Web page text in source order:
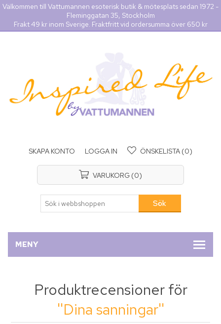
Välkommen till Vattumannen esoterisk butik & mötesplats sedan 1972 -
Fleminggatan 35, Stockholm
Frakt 49 kr inom Sverige. Fraktfritt vid ordersumma över 650 kr
SKAPA KONTO LOGGA IN ÖNSKELISTA (0)
VARUKORG (0)
MENY
Produktrecensioner för
Dina sanningar